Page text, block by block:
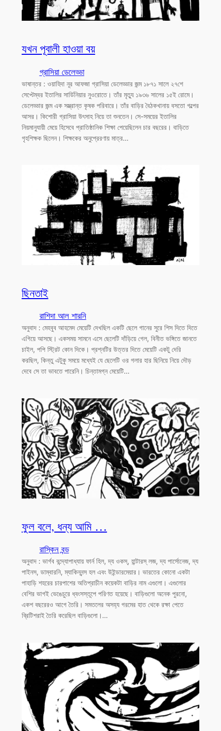
যখন পূবালী হাওয়া বয়
গ্রাসিয়া ডেলেড্ডা
ভাষান্তর : ওয়াহিদা নূর আফজা গ্রাসিয়া ডেলেড্ডার জন্ম ১৮৭১ সালে ২৭শে
সেপ্টেম্বর ইতালির সার্ডিনিয়ার নুওরোতে। তাঁর মৃত্যু ১৯৩৬ সালের ১৫ই রোমে।
ডেলেড্ডার জন্ম এক সম্ভ্রান্ত কৃষক পরিবারে। তাঁর বাড়ির বৈঠকখানায় বসতো গল্পের
আসর। কিশোরী গ্রাসিয়া উৎসাহ নিয়ে তা শুনতেন। সে-সময়ের ইতালির
নিয়মানুযায়ী মেয়ে হিসেবে প্রাতিষ্ঠানিক শিক্ষা পেয়েছিলেন চার বছরের। বাড়িতে
গৃহশিক্ষক ছিলেন। শিক্ষকের অনুপ্রেরণায় মাত্র…
ছিনতাই
রাশিদা আল শারনি
অনুবাদ : মেহবুব আহমেদ মেয়েটি দেখছিল একটি ছেলে গানের সুরে শিস দিতে দিতে
এগিয়ে আসছে। একসময় সামনে এসে ছেলেটি দাঁড়িয়ে গেল, বিনীত ভঙ্গিতে জানতে
চাইল, পপি স্ট্রিট কোন দিকে। প্রশ্নটির উত্তর দিতে মেয়েটি একটু দেরি
করছিল, কিন্তু এটুকু সময়ে মধ্যেই যে ছেলেটি ওর গলার হার ছিনিয়ে নিয়ে দৌড়
দেবে সে তা ভাবতে পারেনি। চিন্তামগ্ন মেয়েটি…
ফুল বলে, ধন্য আমি …
রাস্কিন বন্ড
অনুবাদ : ভার্গব বন্দ্যোপাধ্যায় ফার্ন হিল, দ্য ওকস্, হান্টারস্ লজ, দ্য পার্সোনেজ, দ্য
পাইনস, ডাম্বারনি, ম্যাকিন্নন্স হল এবং উইন্ডারমেয়ার। ভারতের কোনো একটা
পাহাড়ি শহরের চারপাশের অতিপ্রাচীন কয়েকটা বাড়ির নাম এগুলো। এগুলোর
বেশির ভাগই ভেঙেচুরে ধ্বংসস্তূপে পরিণত হয়েছে। বাড়িগুলো অনেক পুরনো,
একশ বছরেরও আগে তৈরি। সমতলের অসহ্য গরমের হাত থেকে রক্ষা পেতে
ব্রিটিশরাই তৈরি করেছিল বাড়িগুলো।…